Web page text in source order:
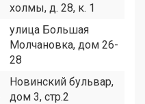
холмы, д. 28, к. 1
улица Большая
Молчановка, дом 26-
28
Новинский бульвар,
дом 3, стр.2